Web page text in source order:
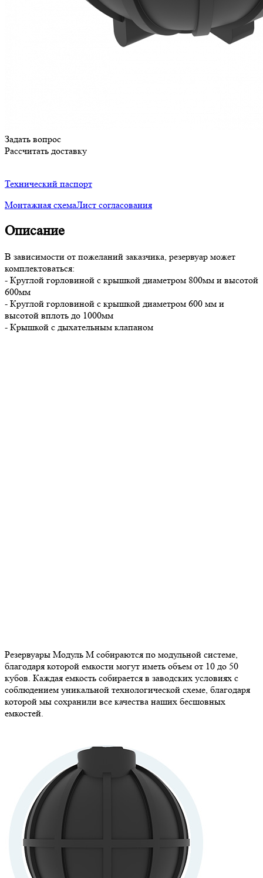
Задать вопрос
Рассчитать доставку
Технический паспорт
Монтажная схемаЛист согласования
Описание
В зависимости от пожеланий заказчика, резервуар может
комплектоваться:
- Круглой горловиной с крышкой диаметром 800мм и высотой
600мм
- Круглой горловиной с крышкой диаметром 600 мм и
высотой вплоть до 1000мм
- Крышкой с дыхательным клапаном
Резервуары Модуль М собираются по модульной системе,
благодаря которой емкости могут иметь объем от 10 до 50
кубов. Каждая емкость собирается в заводских условиях с
соблюдением уникальной технологической схеме, благодаря
которой мы сохранили все качества наших бесшовных
емкостей.